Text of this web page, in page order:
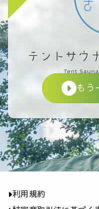
もう
利用規約